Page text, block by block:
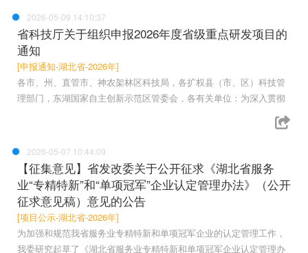
2026-05-09 14:10:37
省科技厅关于组织申报2026年度省级重点研发项目的
通知
[申报通知-湖北省-2026年]
各市、州、直管市、神农架林区科技局，各扩权县（市、区）科技管
理部门，东湖国家自主创新示范区管委会，各有关单位：为深入贯彻
2026-05-07 10:44:09
【征集意见】省发改委关于公开征求《湖北省服务
业“专精特新”和“单项冠军”企业认定管理办法》（公开
征求意见稿）意见的公告
[项目公示-湖北省-2026年]
为加强和规范我省服务业专精特新和单项冠军企业的认定管理工作，
我委研究起草了《湖北省服务业专精特新和单项冠军企业认定管理办